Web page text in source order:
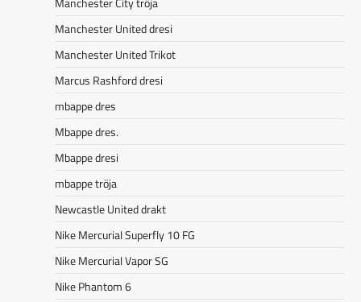
Manchester United dresi
Manchester United Trikot
Marcus Rashford dresi
mbappe dres
Mbappe dres.
Mbappe dresi
mbappe tröja
Newcastle United drakt
Nike Mercurial Superfly 10 FG
Nike Mercurial Vapor SG
Nike Phantom 6